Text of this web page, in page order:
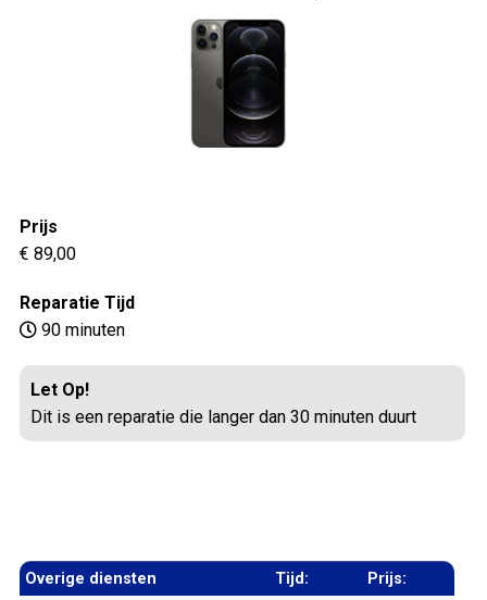
Prijs
€ 89,00
Reparatie Tijd
90 minuten
Let Op!
Dit is een reparatie die langer dan 30 minuten duurt
Overige diensten Tijd:
Prijs: